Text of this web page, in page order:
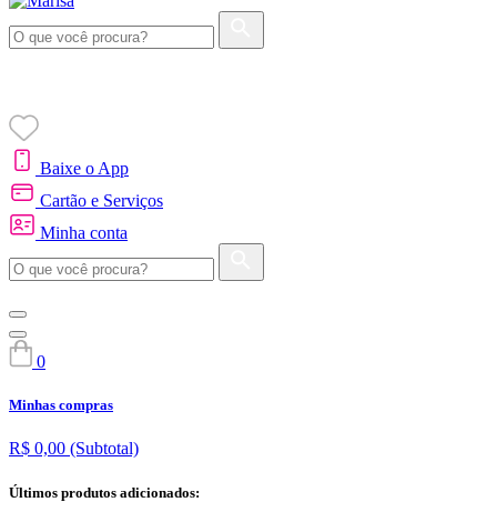
Baixe o App
Cartão e Serviços
Minha conta
0
Minhas compras
R$ 0,00 (Subtotal)
Últimos produtos adicionados: